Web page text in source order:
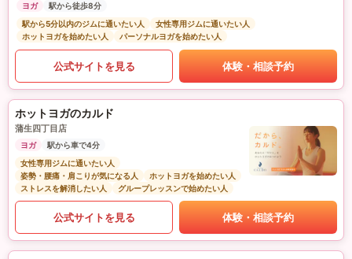
ヨガ
駅から徒歩8分
駅から5分以内のジムに通いたい人
女性専用ジムに通いたい人
ホットヨガを始めたい人
パーソナルヨガを始めたい人
公式サイトを見る 体験・相談予約
ホットヨガのカルド
蒲生四丁目店
ヨガ
駅から車で4分
女性専用ジムに通いたい人
姿勢・腰痛・肩こりが気になる人
ホットヨガを始めたい人
ストレスを解消したい人
グループレッスンで始めたい人
公式サイトを見る 体験・相談予約